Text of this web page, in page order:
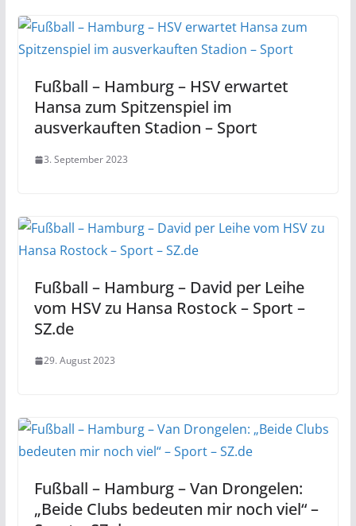
Fußball – Hamburg – HSV erwartet
Hansa zum Spitzenspiel im
ausverkauften Stadion – Sport
3. September 2023
Fußball – Hamburg – David per Leihe
vom HSV zu Hansa Rostock – Sport –
SZ.de
29. August 2023
Fußball – Hamburg – Van Drongelen:
„Beide Clubs bedeuten mir noch viel“ –